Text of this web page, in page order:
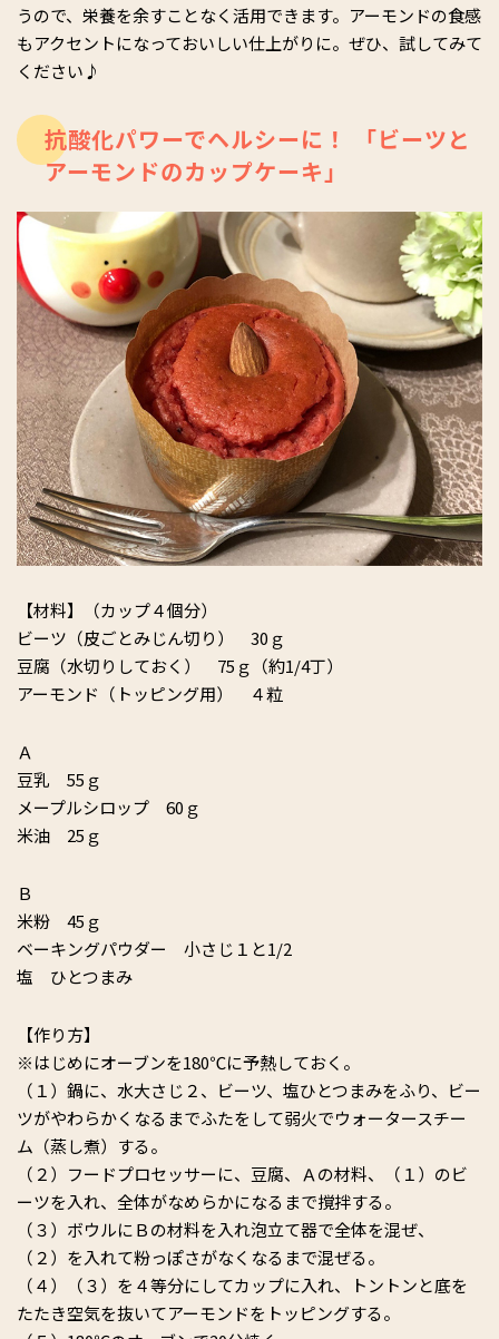
うので、栄養を余すことなく活用できます。アーモンドの食感
もアクセントになっておいしい仕上がりに。ぜひ、試してみて
ください♪
抗酸化パワーでヘルシーに！ 「ビーツと
アーモンドのカップケーキ」
【材料】（カップ４個分）
ビーツ（皮ごとみじん切り） 30ｇ
豆腐（水切りしておく） 75ｇ（約1/4丁）
アーモンド（トッピング用） ４粒
Ａ
豆乳 55ｇ
メープルシロップ 60ｇ
米油 25ｇ
Ｂ
米粉 45ｇ
ベーキングパウダー 小さじ１と1/2
塩 ひとつまみ
【作り方】
※はじめにオーブンを180℃に予熱しておく。
（１）鍋に、水大さじ２、ビーツ、塩ひとつまみをふり、ビー
ツがやわらかくなるまでふたをして弱火でウォータースチー
ム（蒸し煮）する。
（２）フードプロセッサーに、豆腐、Ａの材料、（１）のビ
ーツを入れ、全体がなめらかになるまで撹拌する。
（３）ボウルにＢの材料を入れ泡立て器で全体を混ぜ、
（２）を入れて粉っぽさがなくなるまで混ぜる。
（４）（３）を４等分にしてカップに入れ、トントンと底を
たたき空気を抜いてアーモンドをトッピングする。